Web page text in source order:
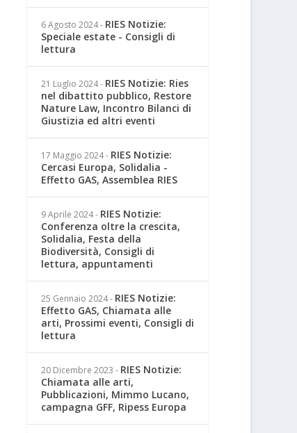
6 Agosto 2024- RIES Notizie:
Speciale estate - Consigli di
lettura
21 Luglio 2024- RIES Notizie: Ries
nel dibattito pubblico, Restore
Nature Law, Incontro Bilanci di
Giustizia ed altri eventi
17 Maggio 2024- RIES Notizie:
Cercasi Europa, Solidalia -
Effetto GAS, Assemblea RIES
9 Aprile 2024- RIES Notizie:
Conferenza oltre la crescita,
Solidalia, Festa della
Biodiversità, Consigli di
lettura, appuntamenti
25 Gennaio 2024- RIES Notizie:
Effetto GAS, Chiamata alle
arti, Prossimi eventi, Consigli di
lettura
20 Dicembre 2023 - RIES Notizie:
Chiamata alle arti,
Pubblicazioni, Mimmo Lucano,
campagna GFF, Ripess Europa